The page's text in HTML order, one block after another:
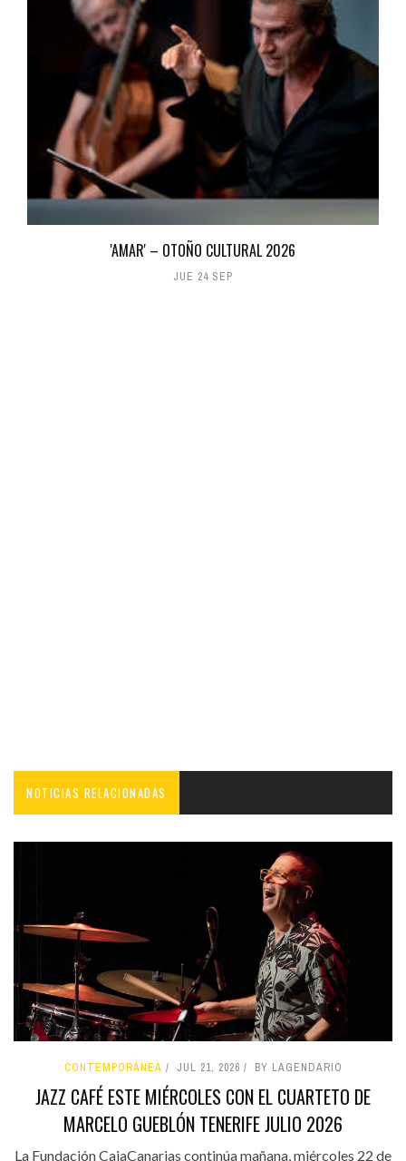
'AMAR' – OTOÑO CULTURAL 2026
JUE 24 SEP
NOTICIAS RELACIONADAS
CONTEMPORÁNEA JUL 21, 2026 BY LAGENDARIO
JAZZ CAFÉ ESTE MIÉRCOLES CON EL CUARTETO DE
MARCELO GUEBLÓN TENERIFE JULIO 2026
La Fundación CajaCanarias continúa mañana, miércoles 22 de